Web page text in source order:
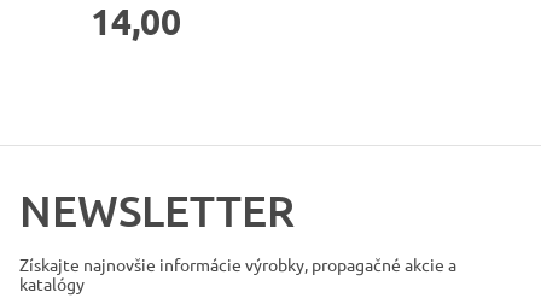
14,00
NEWSLETTER
Získajte najnovšie informácie výrobky, propagačné akcie a
katalógy